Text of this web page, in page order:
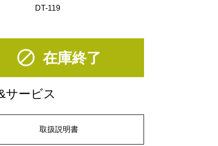
DT-119
在庫終了
サービス
取扱説明書